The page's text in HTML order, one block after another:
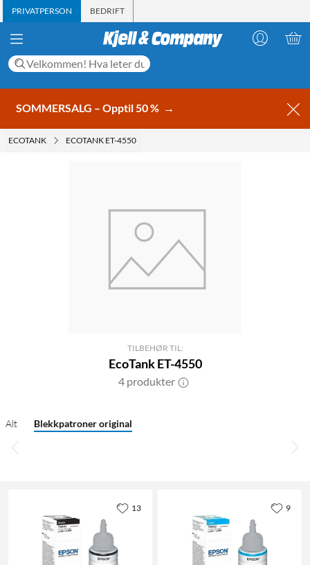
PRIVATPERSON BEDRIFT
SOMMERSALG – Opptil 50 % →
ECOTANK ECOTANK ET-4550
TILBEHØR TIL:
EcoTank ET-4550
4 produkter
Alt Blekkpatroner original
13 9